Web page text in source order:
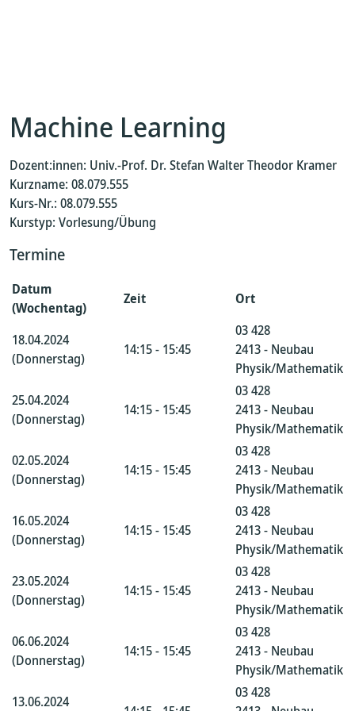
Machine Learning
Dozent:innen: Univ.-Prof. Dr. Stefan Walter Theodor Kramer
Kurzname: 08.079.555
Kurs-Nr.: 08.079.555
Kurstyp: Vorlesung/Übung
Termine
Datum
(Wochentag)
Zeit Ort
18.04.2024
(Donnerstag)
14:15 - 15:45
03 428
2413 - Neubau
Physik/Mathematik
25.04.2024
(Donnerstag)
14:15 - 15:45
03 428
2413 - Neubau
Physik/Mathematik
02.05.2024
(Donnerstag)
14:15 - 15:45
03 428
2413 - Neubau
Physik/Mathematik
16.05.2024
(Donnerstag)
14:15 - 15:45
03 428
2413 - Neubau
Physik/Mathematik
23.05.2024
(Donnerstag)
14:15 - 15:45
03 428
2413 - Neubau
Physik/Mathematik
06.06.2024
(Donnerstag)
14:15 - 15:45
03 428
2413 - Neubau
Physik/Mathematik
13.06.2024
03 428